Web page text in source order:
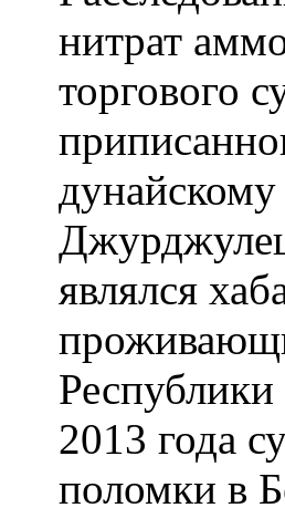
нитрат
торгового
являлся
2013 года
поломки в